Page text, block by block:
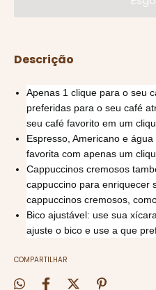
Descrição
Apenas 1 clique para o seu
preferidas para o seu café
seu café favorito em um
Espresso, Americano e
favorita com apenas um
Cappuccinos cremosos
cappuccino para enriquecer
cappuccinos cremosos,
Bico ajustável: use sua
ajuste o bico e use a que
COMPARTILHAR